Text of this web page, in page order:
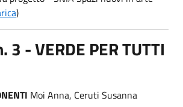
)
3 - VERDE PER TUTTI
Moi Anna, Ceruti Susanna